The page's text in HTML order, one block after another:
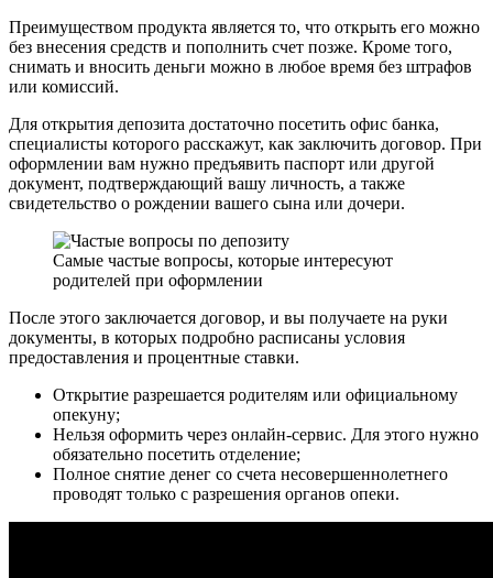
Преимуществом продукта является то, что открыть его можно
без внесения средств и пополнить счет позже. Кроме того,
снимать и вносить деньги можно в любое время без штрафов
или комиссий.
Для открытия депозита достаточно посетить офис банка,
специалисты которого расскажут, как заключить договор. При
оформлении вам нужно предъявить паспорт или другой
документ, подтверждающий вашу личность, а также
свидетельство о рождении вашего сына или дочери.
Самые частые вопросы, которые интересуют
родителей при оформлении
После этого заключается договор, и вы получаете на руки
документы, в которых подробно расписаны условия
предоставления и процентные ставки.
Открытие разрешается родителям или официальному
опекуну;
Нельзя оформить через онлайн-сервис. Для этого нужно
обязательно посетить отделение;
Полное снятие денег со счета несовершеннолетнего
проводят только с разрешения органов опеки.